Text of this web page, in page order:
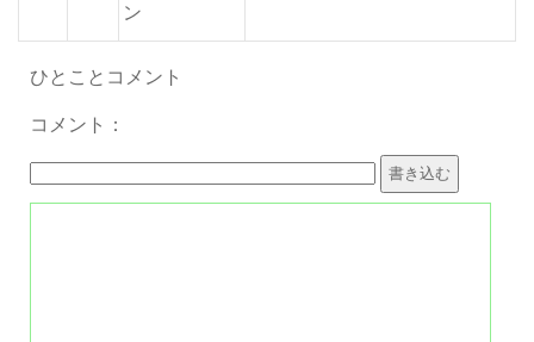
ン
ひとことコメント
コメント：